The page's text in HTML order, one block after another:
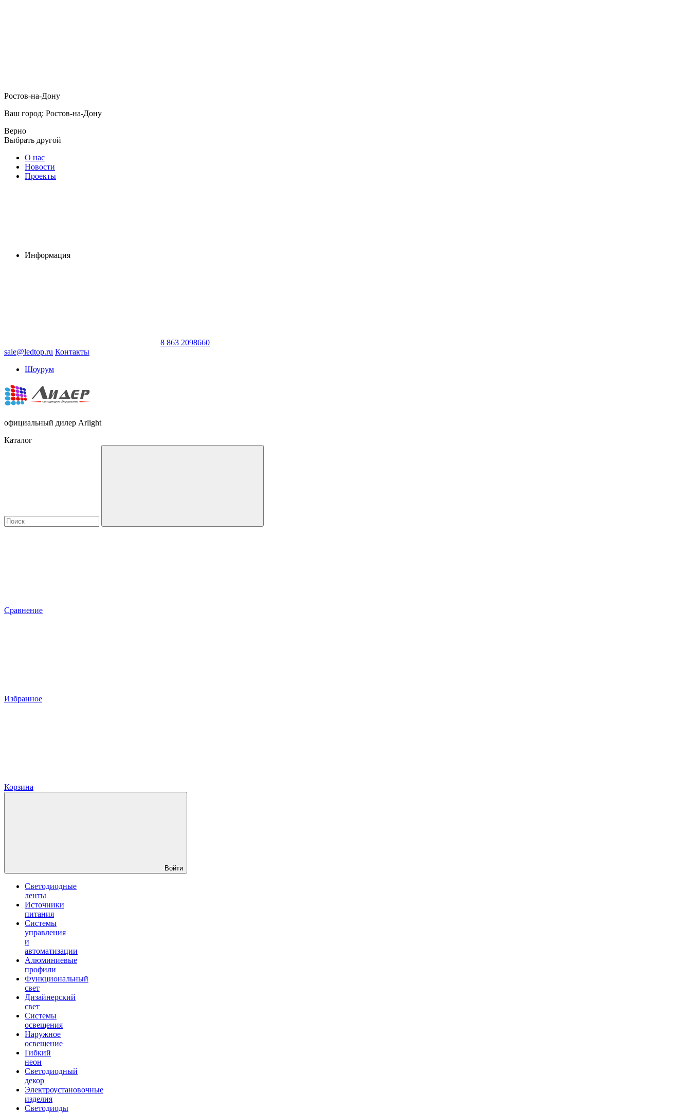
Ростов-на-Дону
Ваш город: Ростов-на-Дону
Верно
Выбрать другой
О нас
Новости
Проекты
Информация
8 863 2098660
sale@ledtop.ru Контакты
Шоурум
официальный дилер Arlight
Каталог
Сравнение
Избранное
Корзина
Войти
Светодиодные
ленты
Источники
питания
Системы
управления
и
автоматизации
Алюминиевые
профили
Функциональный
свет
Дизайнерский
свет
Системы
освещения
Наружное
освещение
Гибкий
неон
Светодиодный
декор
Электроустановочные
изделия
Светодиоды